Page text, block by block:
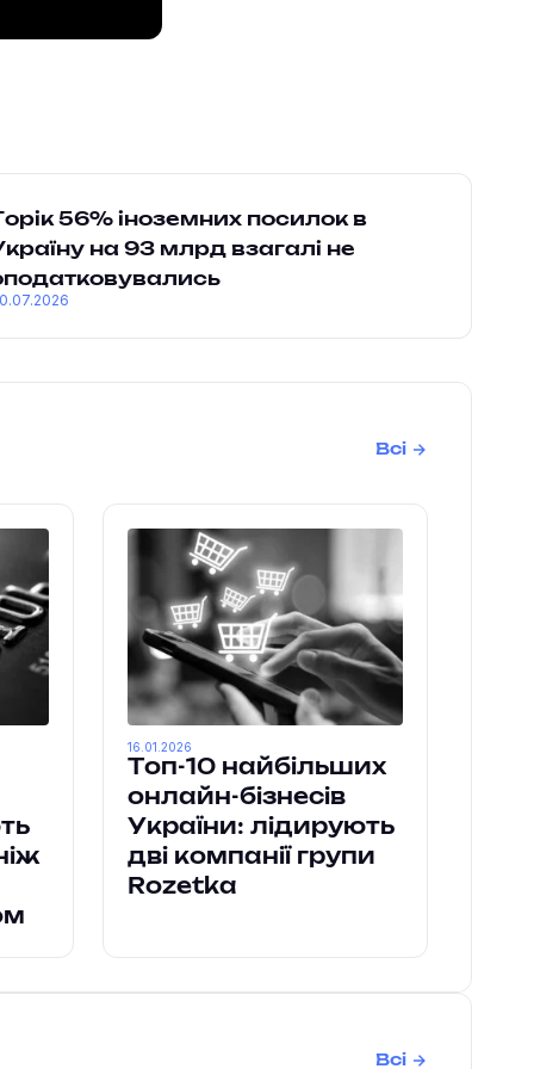
56% іноземних посилок в
на 93 млрд взагалі не
Всі
Топ-10 найбільших
онлайн-бізнесів
України: лідирують
дві компанії групи
Rozetka
16.01.2026
Всі